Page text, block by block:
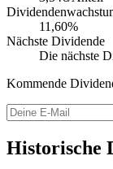
11,60%
Nächste Dividende
Die nächste
Kommende
Historische